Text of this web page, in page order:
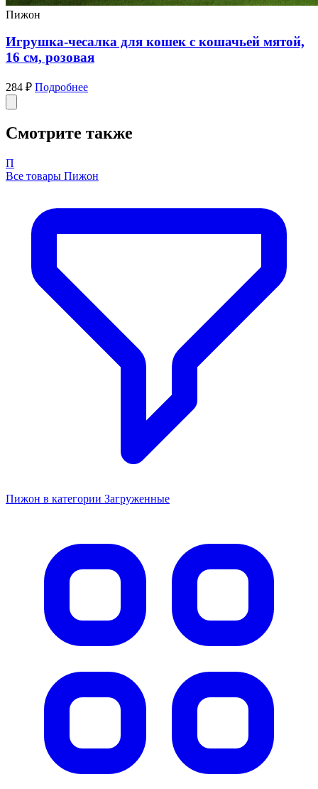
Пижон
Игрушка-чесалка для кошек с кошачьей мятой,
16 см, розовая
284 ₽ Подробнее
Смотрите также
П
Все товары Пижон
Пижон в категории Загруженные